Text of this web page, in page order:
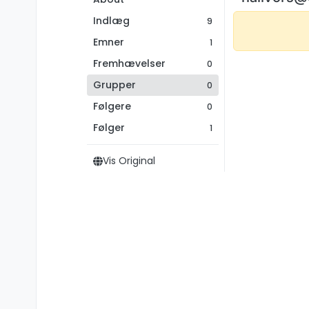
Indlæg
9
Emner 1
Fremhævelser 0
Grupper 0
Følgere 0
Følger 1
Vis Original